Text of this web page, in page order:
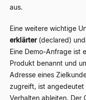
aus.
Eine weitere wichtige
erklärter(declared) und
Eine Demo-Anfrage ist
Produkt benannt und
Adresse eines
zugreift, ist angedeutet
Verhalten ableiten. Der